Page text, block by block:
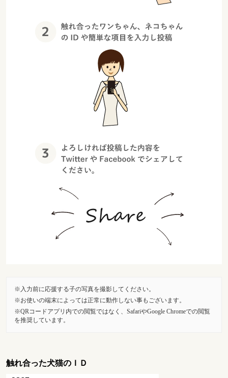
入力前に応援する子の写真を撮影してください。
お使いの端末によっては正常に動作しない事もございます。
QRコードアプリ内での閲覧ではなく、SafariやGoogle Chromeでの閲覧
を推奨しています。
触れ合った犬猫のＩＤ